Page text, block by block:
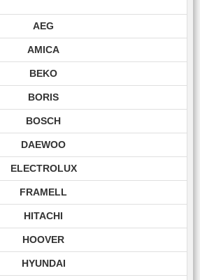
AEG
AMICA
BEKO
BORIS
BOSCH
DAEWOO
ELECTROLUX
FRAMELL
HITACHI
HOOVER
HYUNDAI